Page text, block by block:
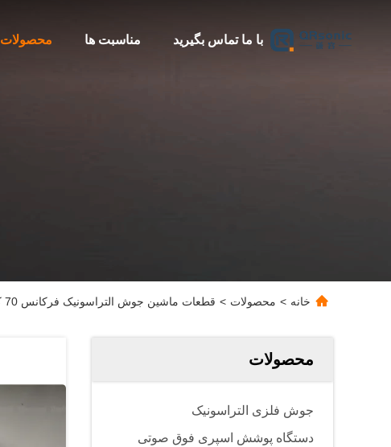
محصولات مناسبت ها با ما تماس بگیرید
خانه > محصولات > قطعات ماشین جوش التراسونیک فرکانس 70 کیلو هرتز سیم آنتن 0.15 میلی متر مس به ورق پلاستیک
محصولات
جوش فلزی التراسونیک
دستگاه پوشش اسپری فوق صوتی